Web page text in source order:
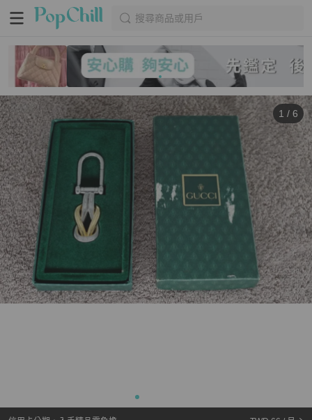
搜尋商品或用戶
1 / 6